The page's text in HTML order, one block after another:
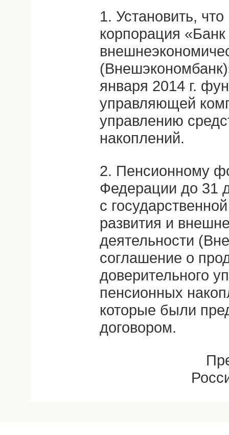
1. Установить,
корпорация «Банк
января 2014 г.
управляющей
управлению
накоплений.
2. Пенсионному
Федерации до 31
с
развития и
деятельности
соглашение о
доверительного
пенсионных
которые были
договором.